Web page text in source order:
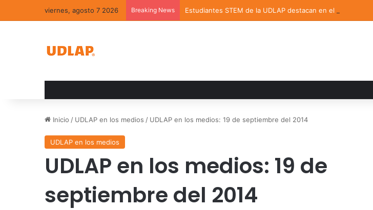
viernes, agosto 7 2026 Breaking News Estudiantes STEM de la UDLAP destacan en el MUTVI 2026
Inicio / UDLAP en los medios / UDLAP en los medios: 19 de septiembre del 2014
UDLAP en los medios
UDLAP en los medios: 19 de
septiembre del 2014